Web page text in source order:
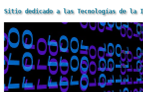
Sitio dedicado a las Tecnologías de la